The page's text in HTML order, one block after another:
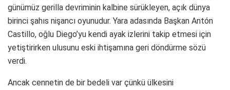
günümüz gerilla devriminin kalbine sürükleyen, açık dünya
birinci şahıs nişancı oyunudur. Yara adasında Başkan Antón
Castillo, oğlu Diego’yu kendi ayak izlerini takip etmesi için
yetiştirirken ulusunu eski ihtişamına geri döndürme sözü
verdi.
Ancak cennetin de bir bedeli var çünkü ülkesini